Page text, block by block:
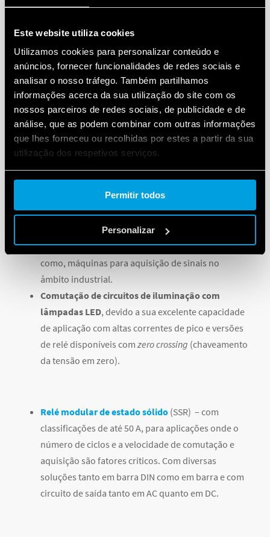
Este website utiliza cookies
Utilizamos cookies para personalizar conteúdo e
anúncios, fornecer funcionalidades de redes sociais e
analisar o nosso tráfego. Também partilhamos
informações acerca da sua utilização do site com os
nossos parceiros de redes sociais, de publicidade e de
análise, que as podem combinar com outras informações
que lhes forneceu ou recolhidas por estes a partir da sua
utilização dos respetivos serviços.
Cookie policy.
Permitir todos
Personalizar
principalmente em aplicações industriais, os SSRs são
perfeitos para:
Automação industrial:usoem máquinas
embalagemouengarrafamentoonde haja
contador/leitor;
Máquinas de sinalização:
mensagens variáveis;
ciclos constantes movimento de ligar/desligar das
resistências, para manter a temperatura ideal,
como nos fornos para a indústria alimentar ou nos
fornos de pintura metálica;
Gerenciamento de válvulas solenóides: bem
como, máquinas para aquisição de sinais no
âmbito industrial.
Comutação de circuitos de iluminação com
lâmpadas LED, devido a sua excelente capacidade
de aplicação com altas correntes de pico e versões
de relé disponíveis com zero crossing (chaveamento
da tensão em zero).
Relé modular de estado sólido (SSR) – com
classificações de até 50 A, para aplicações onde o
número de ciclos e a velocidade de comutação e
aquisição são fatores críticos. Com diversas
soluções tanto em barra DIN como em barra e com
circuito de saída tanto em AC quanto em DC.